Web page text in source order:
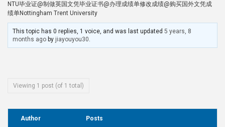
NTU毕业证@制做英国文凭毕业证书@办理成绩单修改成绩@购买国外文凭成
绩单Nottingham Trent University
This topic has 0 replies, 1 voice, and was last updated5 years, 8
months ago by jiayouyou30.
Viewing 1 post (of 1 total)
Author Posts